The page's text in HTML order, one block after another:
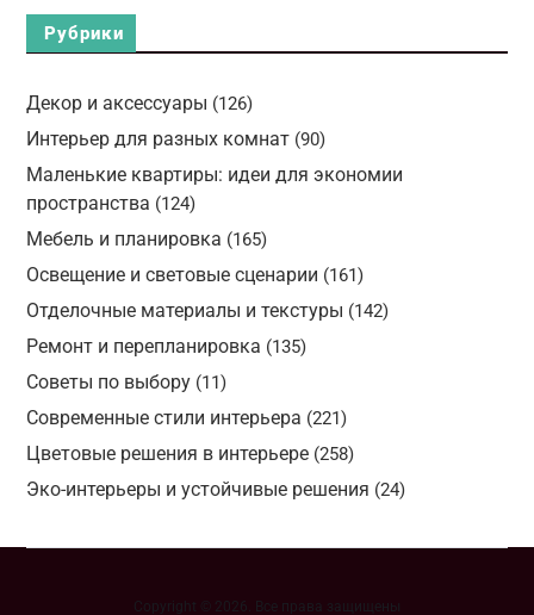
Рубрики
Декор и аксессуары (126)
Интерьер для разных комнат(90)
Маленькие квартиры: идеи для экономии
пространства (124)
Мебель и планировка (165)
Освещение и световые сценарии (161)
Отделочные материалы и текстуры (142)
Ремонт и перепланировка (135)
Советы по выбору(11)
Современные стили интерьера (221)
Цветовые решения в интерьере(258)
Эко-интерьеры и устойчивые решения (24)
Copyright © 2026. Все права защищены